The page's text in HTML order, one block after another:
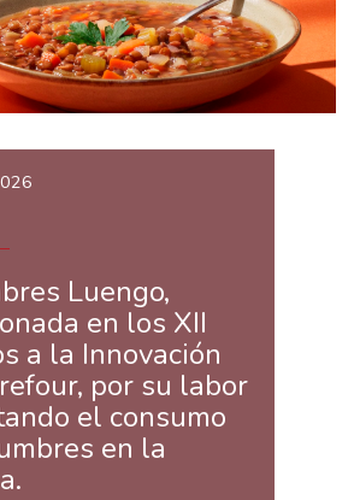
Luengo,
en los XII
a la Innovación
por su labor
el consumo
en la